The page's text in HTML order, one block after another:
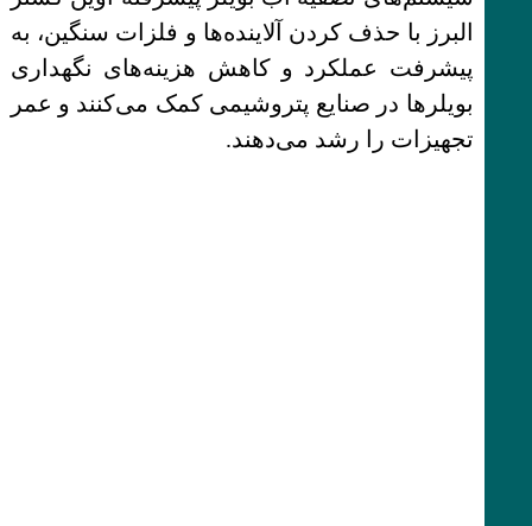
البرز با حذف کردن آلاینده‌ها و فلزات سنگین، به
پیشرفت عملکرد و کاهش هزینه‌های نگهداری
بویلرها در صنایع پتروشیمی کمک می‌کنند و عمر
تجهیزات را رشد می‌دهند.